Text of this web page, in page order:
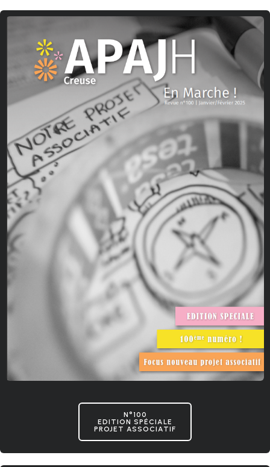
N°100
EDITION SPÉCIALE
PROJET ASSOCIATIF